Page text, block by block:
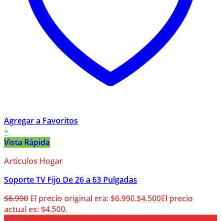
Agregar a Favoritos
+
Vista Rápida
Articulos Hogar
Soporte TV Fijo De 26 a 63 Pulgadas
$6.990 El precio original era: $6.990.$4.500El precio
actual es: $4.500.